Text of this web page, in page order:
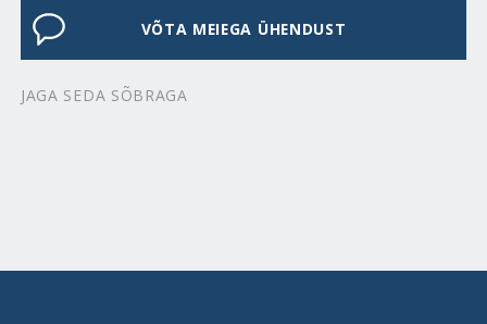
VÕTA MEIEGA ÜHENDUST
JAGA SEDA SÕBRAGA